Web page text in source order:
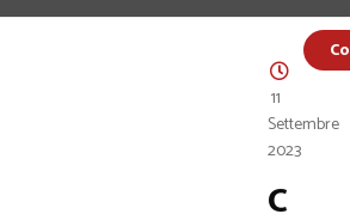
11
Settembre
2023
C